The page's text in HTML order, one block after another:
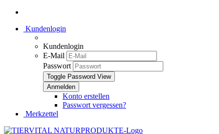
Kundenlogin
Kundenlogin
E-Mail
Passwort
Toggle Password View
Konto erstellen
Passwort vergessen?
Merkzettel